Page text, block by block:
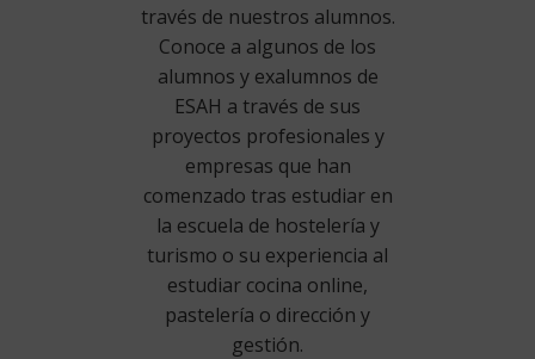
través de nuestros alumnos.
Conoce a algunos de los
alumnos y exalumnos de
ESAH a través de sus
proyectos profesionales y
empresas que han
comenzado tras estudiar en
la escuela de hostelería y
turismo o su experiencia al
estudiar cocina online,
pastelería o dirección y
gestión.